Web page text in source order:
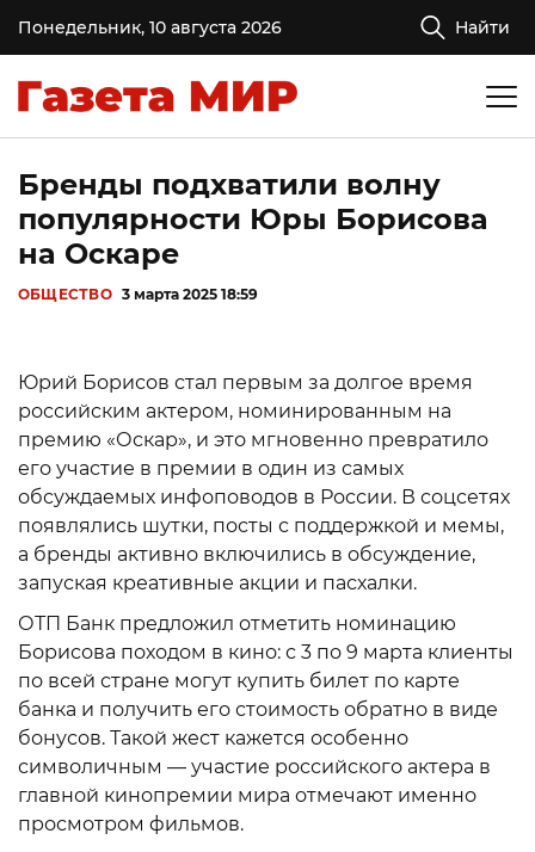
Понедельник, 10 августа 2026 Найти
Бренды подхватили волну
популярности Юры Борисова
на Оскаре
ОБЩЕСТВО 3 марта 2025 18:59
Юрий Борисов стал первым за долгое время
российским актером, номинированным на
премию «Оскар», и это мгновенно превратило
его участие в премии в один из самых
обсуждаемых инфоповодов в России. В соцсетях
появлялись шутки, посты с поддержкой и мемы,
а бренды активно включились в обсуждение,
запуская креативные акции и пасхалки.
ОТП Банк предложил отметить номинацию
Борисова походом в кино: с 3 по 9 марта клиенты
по всей стране могут купить билет по карте
банка и получить его стоимость обратно в виде
бонусов. Такой жест кажется особенно
символичным — участие российского актера в
главной кинопремии мира отмечают именно
просмотром фильмов.